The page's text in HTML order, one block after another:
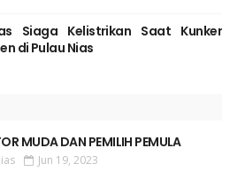
Siaga Kelistrikan Saat Kunker
di Pulau Nias
MUDA DAN PEMILIH PEMULA
Jun 19, 2023